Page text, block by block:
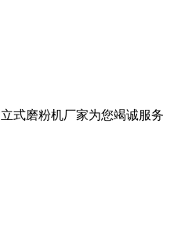
式磨粉机厂家为您竭诚服务